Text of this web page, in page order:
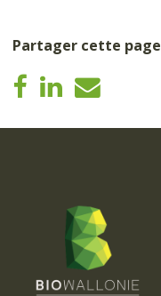
Partager cette page